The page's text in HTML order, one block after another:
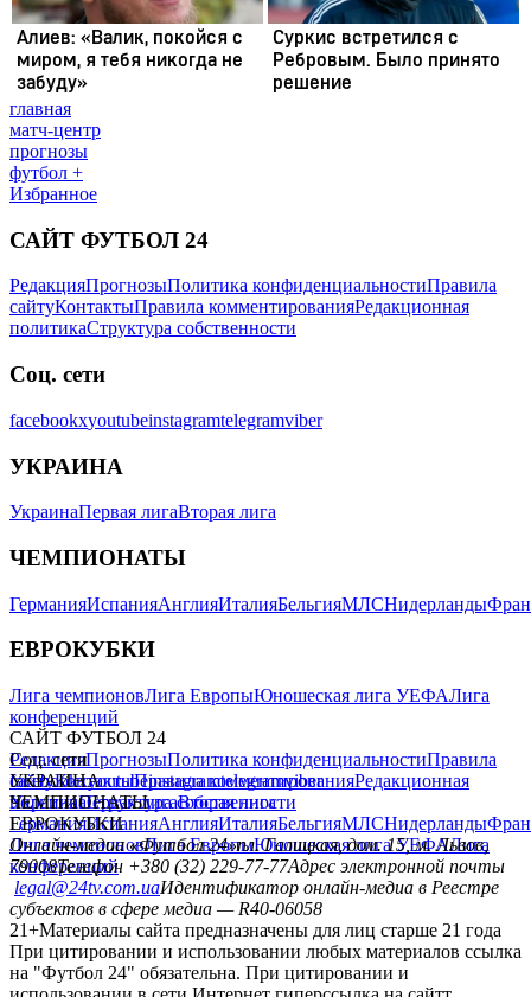
главная
матч-центр
прогнозы
футбол +
Избранное
САЙТ ФУТБОЛ 24
РедакцияПрогнозыПолитика конфиденциальностиПравила
сайтуКонтактыПравила комментированияРедакционная
политикаСтруктура собственности
Соц. сети
facebookxyoutubeinstagramtelegramviber
УКРАИНА
УкраинаПервая лигаВторая лига
ЧЕМПИОНАТЫ
ГерманияИспанияАнглияИталияБельгияМЛСНидерланды
ЕВРОКУБКИ
Лига чемпионовЛига ЕвропыЮношеская лига УЕФАЛига
конференций
САЙТ ФУТБОЛ 24
РедакцияПрогнозыПолитика конфиденциальностиПравила
сайтуКонтактыПравила комментированияРедакционная
политикаСтруктура собственности
Соц. сети
facebookxyoutubeinstagramtelegramviber
УКРАИНА
УкраинаПервая лигаВторая лига
ЧЕМПИОНАТЫ
ГерманияИспанияАнглияИталияБельгияМЛСНидерланды
ЕВРОКУБКИ
Лига чемпионовЛига ЕвропыЮношеская лига УЕФАЛига
конференций
Онлайн-медиа «Футбол 24»пл. Галицкая, дом. 15, м. Львов,
79008Телефон +380 (32) 229-77-77Адрес электронной почты
legal@24tv.com.uaИдентификатор онлайн-медиа в Реестре
субъектов в сфере медиа — R40-06058
21+Материалы сайта предназначены для лиц старше 21 года
При цитировании и использовании любых материалов ссылка
на "Футбол 24" обязательна. При цитировании и